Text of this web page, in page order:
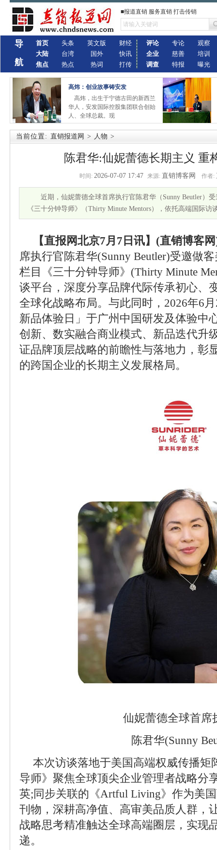
■报道直销 服务直销 打击传销
导
航
首页
大陆
焦点
头条
台湾
热点
英文版
国外
热词
财经
快讯
打传
评论
企业
调查
专论
慈善
特报
观察
培训
曝光
高炜：创业故事铸安发
高炜，出生于宁德古田的新西兰
华人，安发国际控股集团联合创始
人、全球总裁。现
当前位置: 直销报道网 > 人物 >
陈君华:仙妮蕾德长期主义 重
时间: 2026-07-07 17:47 来源: 直销博客网 作者:
近期，仙妮蕾德全球首席执行官陈君华（Sunny Beutler）
《三十分钟导师》（Thirty Minute Mentors），依托高端国际
【直报网北京7月7日讯】(直销博客
席执行官陈君华(Sunny Beutler)受邀做
栏目《三十分钟导师》(Thirty Minute
谈平台，深度分享品牌代际传承初心、
全球化战略布局。与此同时，2026年6
新品体验日」于广州中国研发及体验中
创新、数实融合商业模式、新品迭代升
证品牌顶层战略的前瞻性与落地力，彰
的跨国企业的长期主义发展格局。
仙妮蕾德全球首席
陈君华(Sunny
本次访谈落地于美国高端权威传播矩
导师》聚焦全球顶尖企业管理者战略分
英;同步关联的《Artful Living》作为美
刊物，深耕高净值、高审美品质人群，
战略思考精准触达全球高端圈层，实现
递。